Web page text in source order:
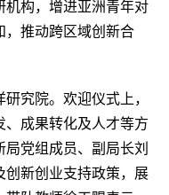
机构，增进亚洲青年对
，推动跨区域创新合
究院。欢迎仪式上，
成果转化及人才等方
党组成员、副局长刘
创新创业支持政策，展